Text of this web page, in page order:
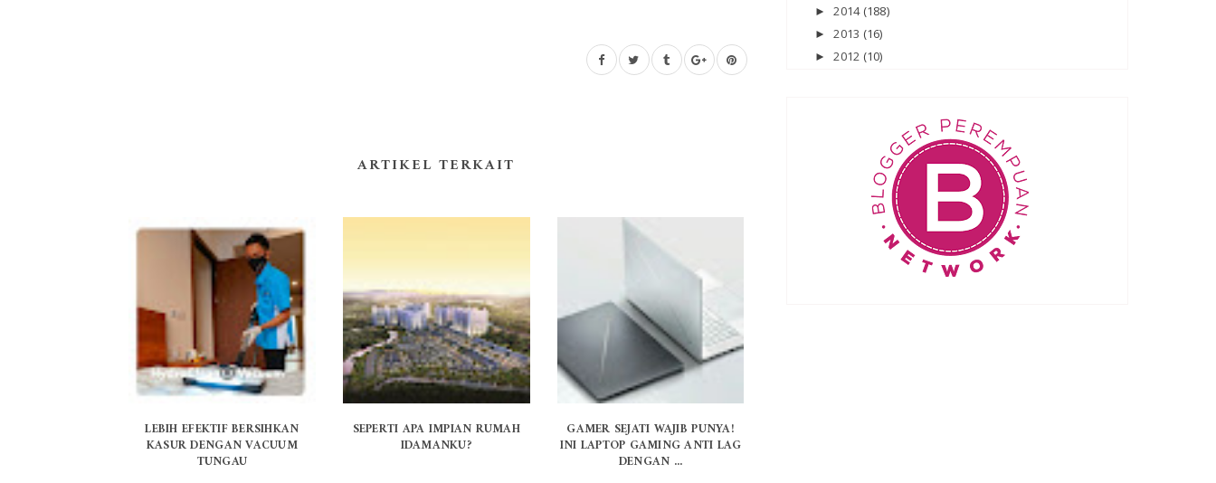
ARTIKEL TERKAIT
LEBIH EFEKTIF BERSIHKAN
KASUR DENGAN VACUUM
TUNGAU
SEPERTI APA IMPIAN RUMAH
IDAMANKU?
GAMER SEJATI WAJIB PUNYA!
INI LAPTOP GAMING ANTI LAG
DENGAN ...
►2014 (188)
►2013 (16)
►2012 (10)